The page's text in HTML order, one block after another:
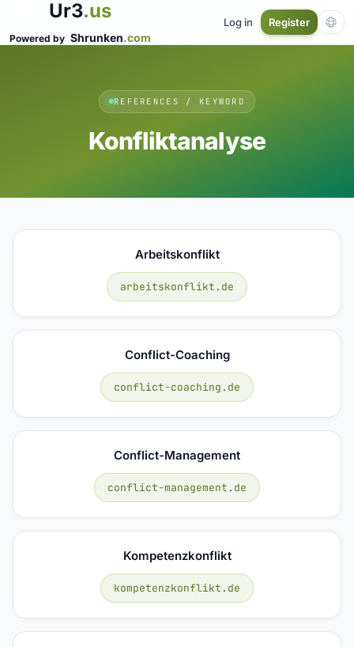
Ur3.us
Powered by Shrunken.com
Log in Register
REFERENCES / KEYWORD
Konfliktanalyse
Arbeitskonflikt
arbeitskonflikt.de
Conflict-Coaching
conflict-coaching.de
Conflict-Management
conflict-management.de
Kompetenzkonflikt
kompetenzkonflikt.de